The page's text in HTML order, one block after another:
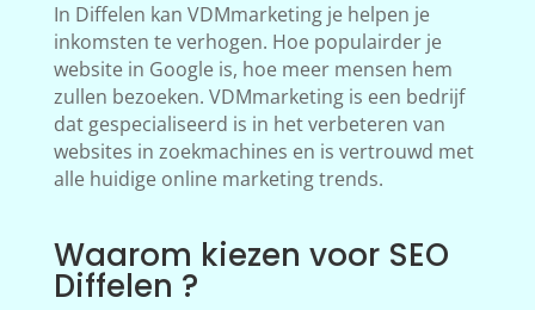
In Diffelen kan VDMmarketing je helpen je
inkomsten te verhogen. Hoe populairder je
website in Google is, hoe meer mensen hem
zullen bezoeken. VDMmarketing is een bedrijf
dat gespecialiseerd is in het verbeteren van
websites in zoekmachines en is vertrouwd met
alle huidige online marketing trends.
Waarom kiezen voor SEO
Diffelen ?